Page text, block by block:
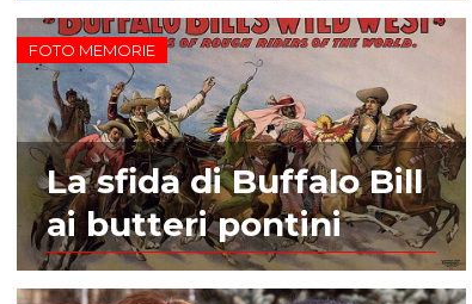
FOTO MEMORIE
La sfida di Buffalo Bill
ai butteri pontini